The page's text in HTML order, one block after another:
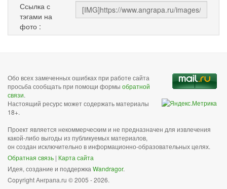
Ссылка с
тэгами на
фото :
Обо всех замеченных ошибках при работе сайта
просьба сообщать при помощи формы обратной
связи.
Настоящий ресурс может содержать материалы
18+.
Проект является некоммерческим и не предназначен для извлечения
какой-либо выгоды из публикуемых материалов,
он создан исключительно в информационно-образовательных целях.
Обратная связь | Карта сайта
Идея, создание и поддержка Wandragor.
Copyright Анграпа.ru © 2005 - 2026.